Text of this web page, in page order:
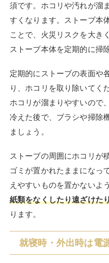
須です。ホコリや汚れが溜
すくなります。ストーブ本
ことで、火災リスクを大き
ストーブ本体を定期的に掃
定期的にストーブの表面や
り、ホコリを取り除いてく
ホコリが溜まりやすいので
冷えた後で、ブラシや掃除
ましょう。
ストーブの周囲にホコリが
ゴミが置かれたままになっ
えやすいものを置かないよ
紙類をなくしたり遠ざけた
ります。
就寝時・外出時は電